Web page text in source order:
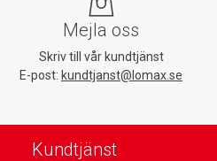
Mejla oss
Skriv till vår kundtjänst
E-post: kundtjanst@lomax.se
Kundtjänst